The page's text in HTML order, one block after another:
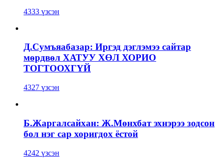
4333 үзсэн
Д.Сумъяабазар: Иргэд дэглэмээ сайтар
мөрдвөл ХАТУУ ХӨЛ ХОРИО
ТОГТООХГҮЙ
4327 үзсэн
Б.Жаргалсайхан: Ж.Мөнхбат эхнэрээ зодсон
бол нэг сар хоригдох ёстой
4242 үзсэн